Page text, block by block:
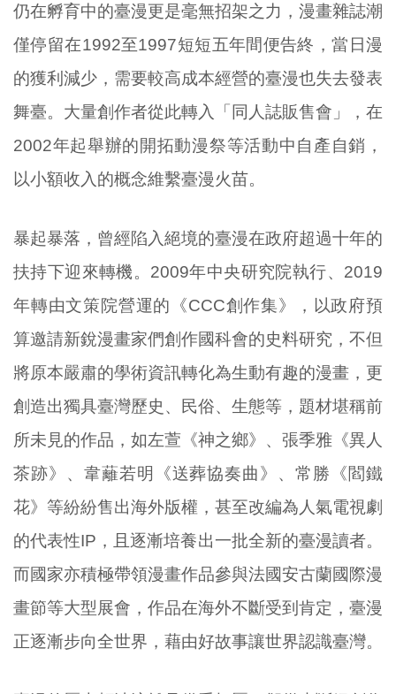
仍在孵育中的臺漫更是毫無招架之力，漫畫雜誌潮
僅停留在1992至1997短短五年間便告終，當日漫
的獲利減少，需要較高成本經營的臺漫也失去發表
舞臺。大量創作者從此轉入「同人誌販售會」，在
2002年起舉辦的開拓動漫祭等活動中自產自銷，
以小額收入的概念維繫臺漫火苗。
暴起暴落，曾經陷入絕境的臺漫在政府超過十年的
扶持下迎來轉機。2009年中央研究院執行、2019
年轉由文策院營運的《CCC創作集》，以政府預
算邀請新銳漫畫家們創作國科會的史料研究，不但
將原本嚴肅的學術資訊轉化為生動有趣的漫畫，更
創造出獨具臺灣歷史、民俗、生態等，題材堪稱前
所未見的作品，如左萱《神之鄉》、張季雅《異人
茶跡》、韋蘺若明《送葬協奏曲》、常勝《閻鐵
花》等紛紛售出海外版權，甚至改編為人氣電視劇
的代表性IP，且逐漸培養出一批全新的臺漫讀者。
而國家亦積極帶領漫畫作品參與法國安古蘭國際漫
畫節等大型展會，作品在海外不斷受到肯定，臺漫
正逐漸步向全世界，藉由好故事讓世界認識臺灣。